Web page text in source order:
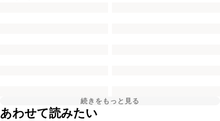
続きをもっと見る
あわせて読みたい